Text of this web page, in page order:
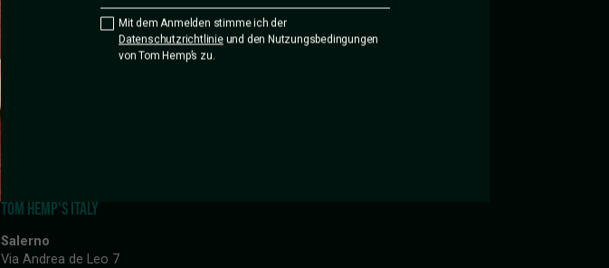
TOM HEMP'S ITALY
Salerno
Via Andrea de Leo 7
Mit dem Anmelden stimme ich der
Datenschutzrichtlinieund den Nutzungsbedingungen
von Tom Hemp’s zu.